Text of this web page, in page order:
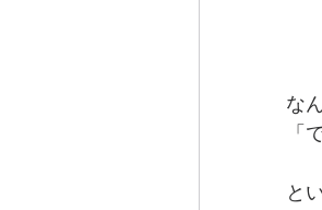
な
「
と